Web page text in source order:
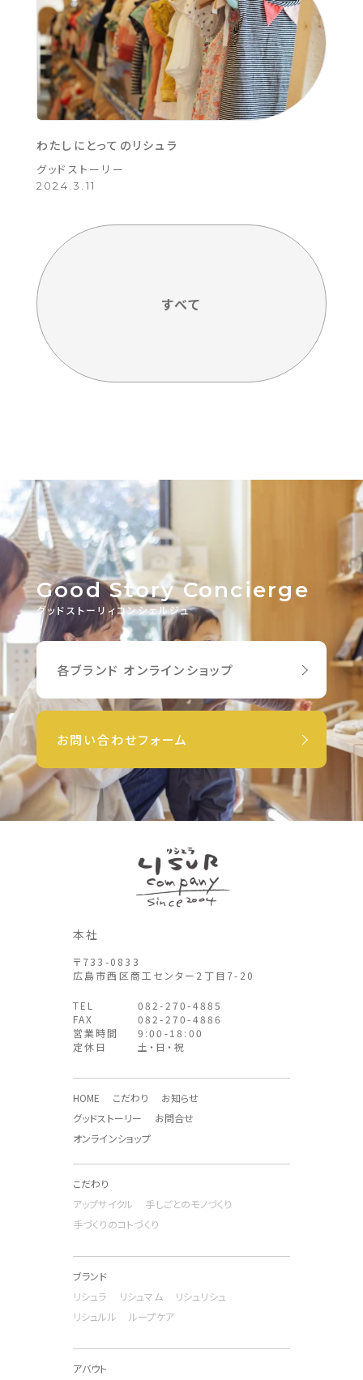
わたしにとってのリシュラ
グッドストーリー
2024.3.11
すべて
Good Story Concierge
グッドストーリィコンシェルジュ
各ブランド オンラインショップ
お問い合わせフォーム
本社
〒733-0833
広島市西区商工センター2丁目7-20
TEL
082-270-4885
FAX
082-270-4886
営業時間
9:00-18:00
定休日
土・日・祝
HOME こだわり
お知らせ
グッドストーリー
お問合せ
オンラインショップ
こだわり
アップサイクル
手しごとのモノづくり
手づくりのコトづくり
ブランド
リシュラ
リシュマム
リシュリシュ
リシュルル
ループケア
アバウト